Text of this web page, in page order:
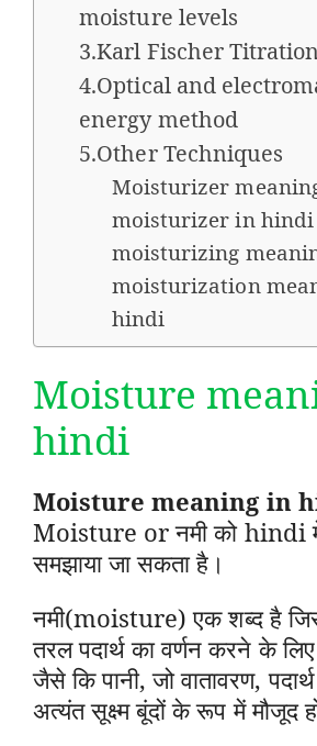
moisture levels
3.Karl Fischer
4.Optical and
energy method
5.Other Techniques
Moisturizer
moisturizer in hindi
moisturizing
moisturization
hindi
Moisture
hindi
Moisture meaning in
Moisture or नमीको hindi
समझाया जा सकता है।
नमी(moisture) एक शब्द है
तरल पदार्थ का वर्णन करने के लिए
जैसे कि पानी, जो वातावरण,
अत्यंत सूक्ष्म बूंदों के रूप में मौजूद